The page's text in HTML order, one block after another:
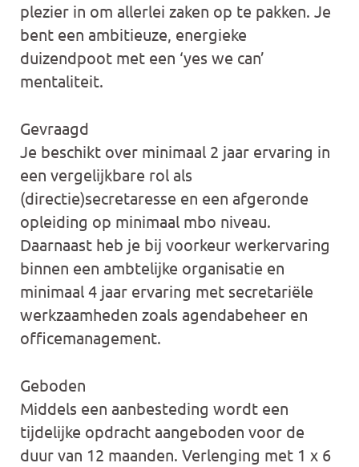
plezier in om allerlei zaken op te pakken. Je
bent een ambitieuze, energieke
duizendpoot met een ‘yes we can’
mentaliteit.
Gevraagd
Je beschikt over minimaal 2 jaar ervaring in
een vergelijkbare rol als
(directie)secretaresse en een afgeronde
opleiding op minimaal mbo niveau.
Daarnaast heb je bij voorkeur werkervaring
binnen een ambtelijke organisatie en
minimaal 4 jaar ervaring met secretariële
werkzaamheden zoals agendabeheer en
officemanagement.
Geboden
Middels een aanbesteding wordt een
tijdelijke opdracht aangeboden voor de
duur van 12 maanden. Verlenging met 1 x 6